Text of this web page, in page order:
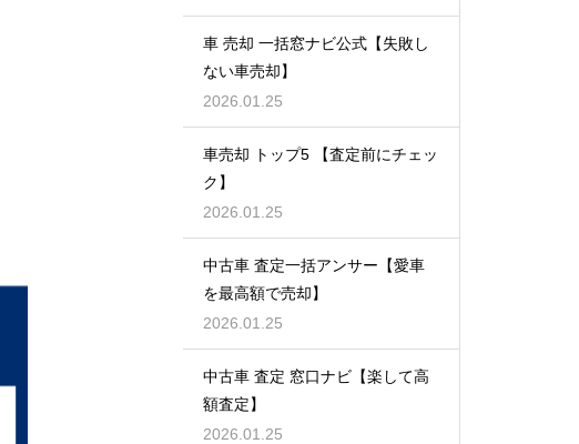
車 売却 一括窓ナビ公式【失敗し
ない車売却】
2026.01.25
車売却 トップ5 【査定前にチェッ
ク】
2026.01.25
中古車 査定一括アンサー【愛車
を最高額で売却】
2026.01.25
中古車 査定 窓口ナビ【楽して高
額査定】
2026.01.25